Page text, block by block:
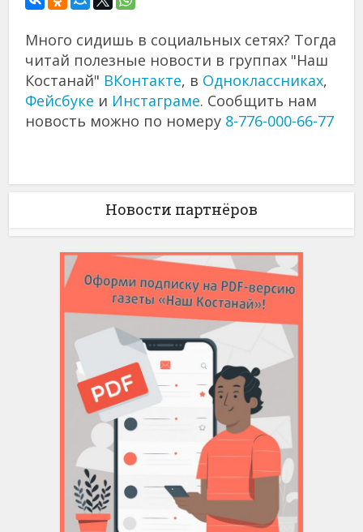
Много сидишь в социальных сетях? Тогда
читай полезные новости в группах "Наш
Костанай" ВКонтакте, в Одноклассниках,
Фейсбуке и Инстаграме. Сообщить нам
новость можно по номеру 8-776-000-66-77
Новости партнёров